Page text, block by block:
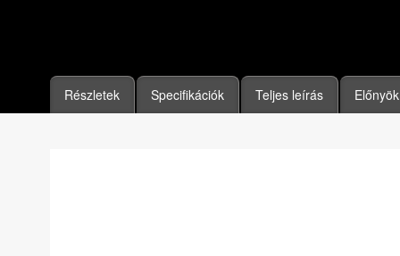
Részletek Specifikációk Teljes leírás Előnyök